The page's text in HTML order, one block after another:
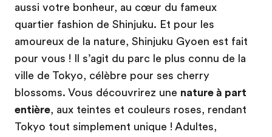
aussi votre bonheur, au cœur du fameux
quartier fashion de Shinjuku. Et pour les
amoureux de la nature, Shinjuku Gyoen est fait
pour vous ! Il s’agit du parc le plus connu de la
ville de Tokyo, célèbre pour ses cherry
blossoms. Vous découvrirez une nature à part
entière, aux teintes et couleurs roses, rendant
Tokyo tout simplement unique ! Adultes,